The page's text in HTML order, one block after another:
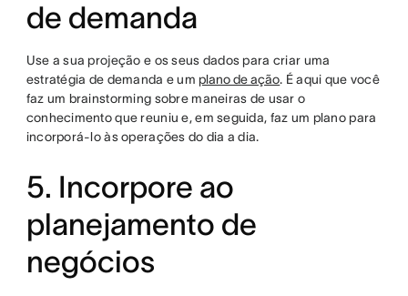
de demanda
Use a sua projeção e os seus dados para criar uma
estratégia de demanda e um plano de ação. É aqui que você
faz um brainstorming sobre maneiras de usar o
conhecimento que reuniu e, em seguida, faz um plano para
incorporá-lo às operações do dia a dia.
5. Incorpore ao
planejamento de
negócios